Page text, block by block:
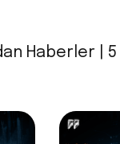
Haberler |